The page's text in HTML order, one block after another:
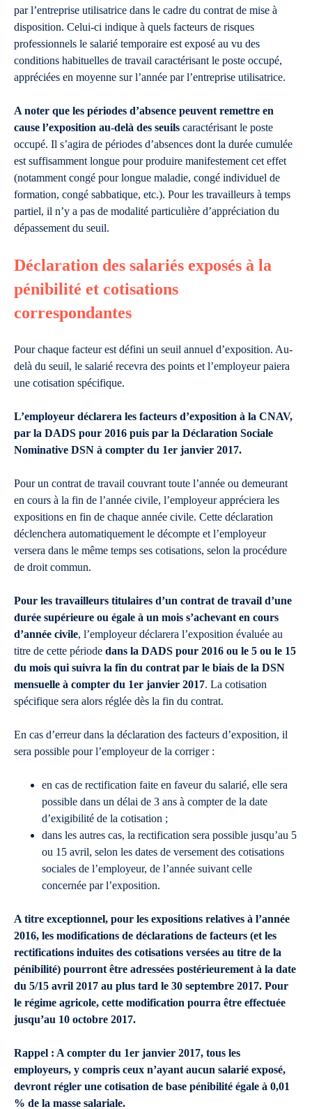
par l’entreprise utilisatrice dans le cadre du contrat de mise à
disposition. Celui-ci indique à quels facteurs de risques
professionnels le salarié temporaire est exposé au vu des
conditions habituelles de travail caractérisant le poste occupé,
appréciées en moyenne sur l’année par l’entreprise utilisatrice.
A noter que les périodes d’absence peuvent remettre en
cause l’exposition au-delà des seuils caractérisant le poste
occupé. Il s’agira de périodes d’absences dont la durée cumulée
est suffisamment longue pour produire manifestement cet effet
(notamment congé pour longue maladie, congé individuel de
formation, congé sabbatique, etc.). Pour les travailleurs à temps
partiel, il n’y a pas de modalité particulière d’appréciation du
dépassement du seuil.
Déclaration des salariés exposés à la
pénibilité et cotisations
correspondantes
Pour chaque facteur est défini un seuil annuel d’exposition. Au-
delà du seuil, le salarié recevra des points et l’employeur paiera
une cotisation spécifique.
L’employeur déclarera les facteurs d’exposition à la CNAV,
par la DADS pour 2016 puis par la Déclaration Sociale
Nominative DSN à compter du 1er janvier 2017.
Pour un contrat de travail couvrant toute l’année ou demeurant
en cours à la fin de l’année civile, l’employeur appréciera les
expositions en fin de chaque année civile. Cette déclaration
déclenchera automatiquement le décompte et l’employeur
versera dans le même temps ses cotisations, selon la procédure
de droit commun.
Pour les travailleurs titulaires d’un contrat de travail d’une
durée supérieure ou égale à un mois s’achevant en cours
d’année civile, l’employeur déclarera l’exposition évaluée au
titre de cette période dans la DADS pour 2016 ou le 5 ou le 15
du mois qui suivra la fin du contrat par le biais de la DSN
mensuelle à compter du 1er janvier 2017. La cotisation
spécifique sera alors réglée dès la fin du contrat.
En cas d’erreur dans la déclaration des facteurs d’exposition, il
sera possible pour l’employeur de la corriger :
en cas de rectification faite en faveur du salarié, elle sera
possible dans un délai de 3 ans à compter de la date
d’exigibilité de la cotisation ;
dans les autres cas, la rectification sera possible jusqu’au 5
ou 15 avril, selon les dates de versement des cotisations
sociales de l’employeur, de l’année suivant celle
concernée par l’exposition.
A titre exceptionnel, pour les expositions relatives à l’année
2016, les modifications de déclarations de facteurs (et les
rectifications induites des cotisations versées au titre de la
pénibilité) pourront être adressées postérieurement à la date
du 5/15 avril 2017 au plus tard le 30 septembre 2017. Pour
le régime agricole, cette modification pourra être effectuée
jusqu’au 10 octobre 2017.
Rappel : A compter du 1er janvier 2017, tous les
employeurs, y compris ceux n’ayant aucun salarié exposé,
devront régler une cotisation de base pénibilité égale à 0,01
% de la masse salariale.